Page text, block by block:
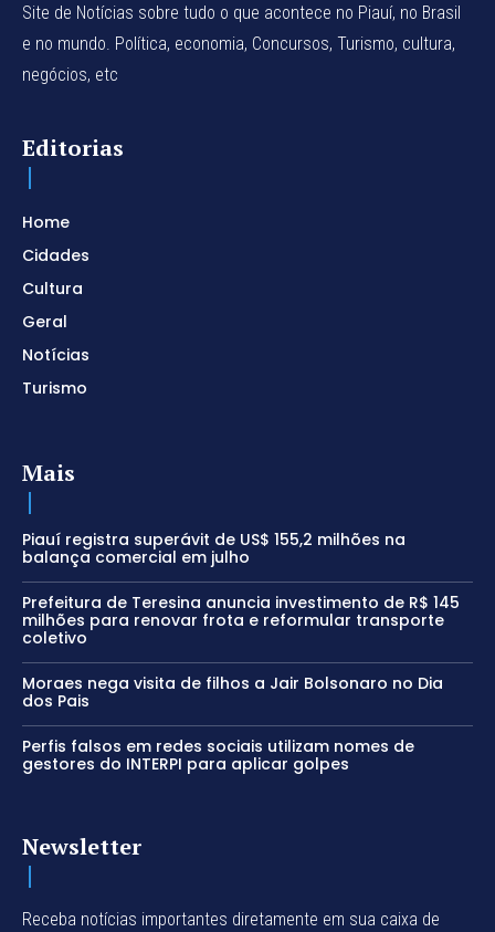
Site de Notícias sobre tudo o que acontece no Piauí, no Brasil
e no mundo. Política, economia, Concursos, Turismo, cultura,
negócios, etc
Editorias
Home
Cidades
Cultura
Geral
Notícias
Turismo
Mais
Piauí registra superávit de US$ 155,2 milhões na
balança comercial em julho
Prefeitura de Teresina anuncia investimento de R$ 145
milhões para renovar frota e reformular transporte
coletivo
Moraes nega visita de filhos a Jair Bolsonaro no Dia
dos Pais
Perfis falsos em redes sociais utilizam nomes de
gestores do INTERPI para aplicar golpes
Newsletter
Receba notícias importantes diretamente em sua caixa de